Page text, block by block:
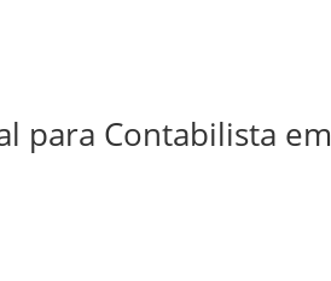
para Contabilista